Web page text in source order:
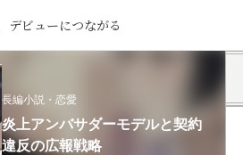
デビューにつながる
長編小説・恋愛
炎上アンバサダーモデルと契約
違反の広報戦略